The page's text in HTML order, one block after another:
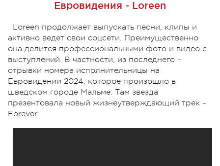
Евровидения - Loreen
Loreen продолжает выпускать песни, клипы и
активно ведет свои соцсети. Преимущественно
она делится профессиональными фото и видео с
выступлений. В частности, из последнего –
отрывки номера исполнительницы на
Евровидении 2024, которое произошло в
шведском городе Мальме. Там звезда
презентовала новый жизнеутверждающий трек –
Forever.